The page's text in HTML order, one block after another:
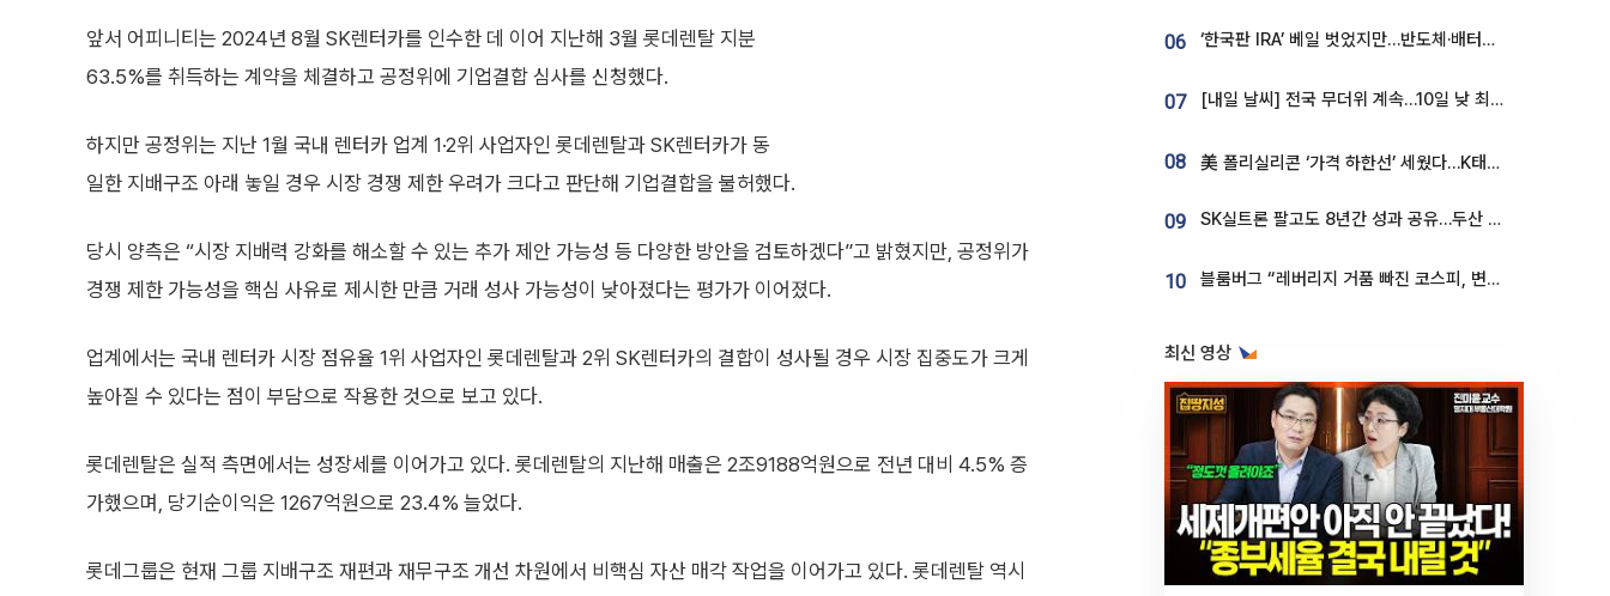
앞서 어피니티는 2024년 8월 SK렌터카를 인수한 데 이어 지난해 3월 롯데렌탈 지분
63.5%를 취득하는 계약을 체결하고 공정위에 기업결합 심사를 신청했다.
하지만 공정위는 지난 1월 국내 렌터카 업계 1·2위 사업자인 롯데렌탈과 SK렌터카가 동
일한 지배구조 아래 놓일 경우 시장 경쟁 제한 우려가 크다고 판단해 기업결합을 불허했다.
당시 양측은 “시장 지배력 강화를 해소할 수 있는 추가 제안 가능성 등 다양한 방안을 검토하겠다”고 밝혔지만, 공정위가
경쟁 제한 가능성을 핵심 사유로 제시한 만큼 거래 성사 가능성이 낮아졌다는 평가가 이어졌다.
업계에서는 국내 렌터카 시장 점유율 1위 사업자인 롯데렌탈과 2위 SK렌터카의 결합이 성사될 경우 시장 집중도가 크게
높아질 수 있다는 점이 부담으로 작용한 것으로 보고 있다.
롯데렌탈은 실적 측면에서는 성장세를 이어가고 있다. 롯데렌탈의 지난해 매출은 2조9188억원으로 전년 대비 4.5% 증
가했으며, 당기순이익은 1267억원으로 23.4% 늘었다.
롯데그룹은 현재 그룹 지배구조 재편과 재무구조 개선 차원에서 비핵심 자산 매각 작업을 이어가고 있다. 롯데렌탈 역시
06 ‘한국판 IRA’ 베일 벗었지만…반도체·배터리 업계 “시행령이 관건”
07 [내일 날씨] 전국 무더위 계속…10일 낮 최고 34도 육박
08 美 폴리실리콘 ‘가격 하한선’ 세웠다…K태양광 수혜 기대
09 SK실트론 팔고도 8년간 성과 공유…두산 인수대금 2.3조가 끝 아냐
10 블룸버그 “레버리지 거품 빠진 코스피, 변동성 최악 국면 지났을 가능성”
최신 영상